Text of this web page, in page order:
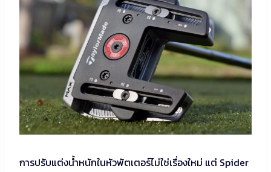
การปรับแต่งน้ำหนักในหัวพัตเตอร์ไม่ใช่เรื่องใหม่ แต่ Spider